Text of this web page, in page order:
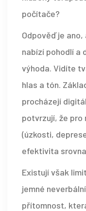
počítače?
Odpověď je
nabízí pohodlí a
výhoda. Vidíte
hlas a tón.
procházejí
potvrzují, že pro
(úzkosti,
efektivita
Existují však
jemné
přítomnost,